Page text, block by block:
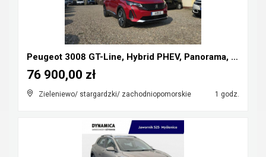
Peugeot 3008 GT-Line, Hybrid PHEV, Panorama, skóry...
Zieleniewo/ stargardzki/ zachodniopomorskie 1 godz.
76 900,00 zł